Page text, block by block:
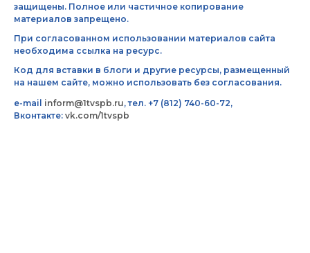
защищены. Полное или частичное копирование
материалов запрещено.
При согласованном использовании материалов сайта
необходима ссылка на ресурс.
Код для вставки в блоги и другие ресурсы, размещенный
на нашем сайте, можно использовать без согласования.
e-mail inform@1tvspb.ru, тел. +7 (812) 740-60-72,
Вконтакте: vk.com/1tvspb